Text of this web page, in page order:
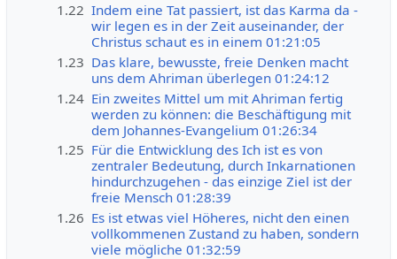
1.22 Indem eine Tat passiert, ist das Karma da -
wir legen es in der Zeit auseinander, der
Christus schaut es in einem 01:21:05
1.23 Das klare, bewusste, freie Denken macht
uns dem Ahriman überlegen 01:24:12
1.24 Ein zweites Mittel um mit Ahriman fertig
werden zu können: die Beschäftigung mit
dem Johannes-Evangelium 01:26:34
1.25 Für die Entwicklung des Ich ist es von
zentraler Bedeutung, durch Inkarnationen
hindurchzugehen - das einzige Ziel ist der
freie Mensch 01:28:39
1.26 Es ist etwas viel Höheres, nicht den einen
vollkommenen Zustand zu haben, sondern
viele mögliche 01:32:59